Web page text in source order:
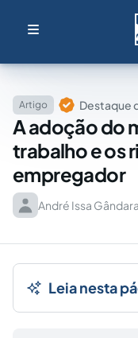
Artigo Destaque
A adoção do
trabalho e os
empregador
André Issa
Leia nesta